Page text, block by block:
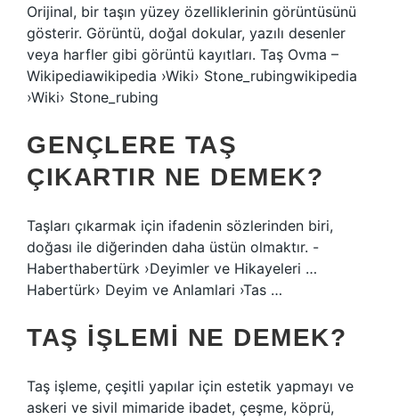
Orijinal, bir taşın yüzey özelliklerinin görüntüsünü
gösterir. Görüntü, doğal dokular, yazılı desenler
veya harfler gibi görüntü kayıtları. Taş Ovma –
Wikipediawikipedia ›Wiki› Stone_rubingwikipedia
›Wiki› Stone_rubing
GENÇLERE TAŞ
ÇIKARTIR NE DEMEK?
Taşları çıkarmak için ifadenin sözlerinden biri,
doğası ile diğerinden daha üstün olmaktır. -
Haberthabertürk ›Deyimler ve Hikayeleri …
Habertürk› Deyim ve Anlamlari ›Tas …
TAŞ IŞLEMI NE DEMEK?
Taş işleme, çeşitli yapılar için estetik yapmayı ve
askeri ve sivil mimaride ibadet, çeşme, köprü,